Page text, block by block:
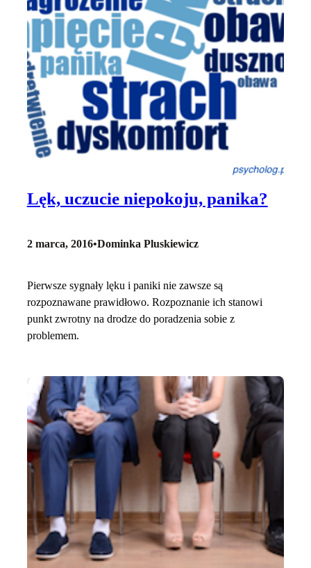
Lęk, uczucie niepokoju, panika?
2 marca, 2016•Dominka Pluskiewicz
Pierwsze sygnały lęku i paniki nie zawsze są
rozpoznawane prawidłowo. Rozpoznanie ich stanowi
punkt zwrotny na drodze do poradzenia sobie z
problemem.